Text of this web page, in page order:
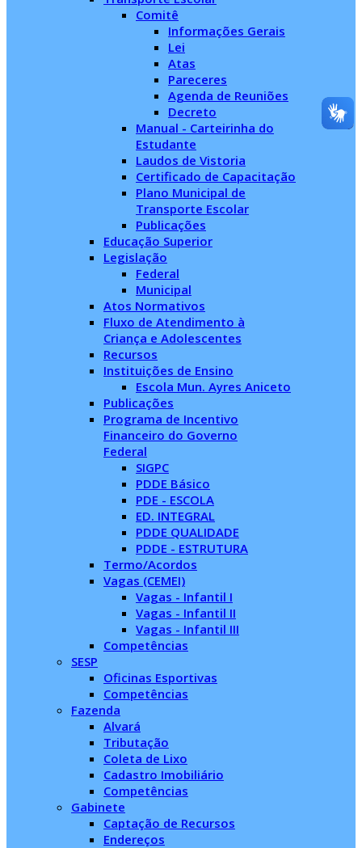
Comitê
Informações Gerais
Lei
Atas
Pareceres
Agenda de Reuniões
Decreto
Manual - Carteirinha do
Estudante
Laudos de Vistoria
Certificado de Capacitação
Plano Municipal de
Transporte Escolar
Publicações
Educação Superior
Legislação
Federal
Municipal
Atos Normativos
Fluxo de Atendimento à
Criança e Adolescentes
Recursos
Instituições de Ensino
Escola Mun. Ayres Aniceto
Publicações
Programa de Incentivo
Financeiro do Governo
Federal
SIGPC
PDDE Básico
PDE - ESCOLA
ED. INTEGRAL
PDDE QUALIDADE
PDDE - ESTRUTURA
Termo/Acordos
Vagas (CEMEI)
Vagas - Infantil I
Vagas - Infantil II
Vagas - Infantil III
Competências
SESP
Oficinas Esportivas
Competências
Fazenda
Alvará
Tributação
Coleta de Lixo
Cadastro Imobiliário
Competências
Gabinete
Captação de Recursos
Endereços